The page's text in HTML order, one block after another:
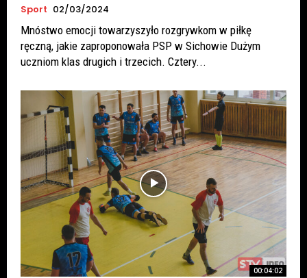
Sport 02/03/2024
Mnóstwo emocji towarzyszyło rozgrywkom w piłkę
ręczną, jakie zaproponowała PSP w Sichowie Dużym
uczniom klas drugich i trzecich. Cztery...
00:04:02